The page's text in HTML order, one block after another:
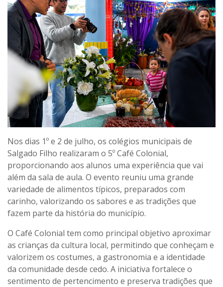
Nos dias 1º e 2 de julho, os colégios municipais de
Salgado Filho realizaram o 5º Café Colonial,
proporcionando aos alunos uma experiência que vai
além da sala de aula. O evento reuniu uma grande
variedade de alimentos típicos, preparados com
carinho, valorizando os sabores e as tradições que
fazem parte da história do município.
O Café Colonial tem como principal objetivo aproximar
as crianças da cultura local, permitindo que conheçam e
valorizem os costumes, a gastronomia e a identidade
da comunidade desde cedo. A iniciativa fortalece o
sentimento de pertencimento e preserva tradições que